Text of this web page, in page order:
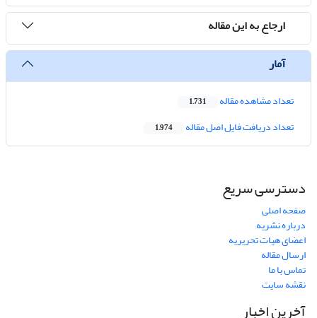
ارجاع به این مقاله
آمار
تعداد مشاهده مقاله 1,731
تعداد دریافت فایل اصل مقاله 1,974
دسترسی سریع
صفحه اصلی
درباره نشریه
اعضای هیات تحریریه
ارسال مقاله
تماس با ما
نقشه سایت
آخرین اخبار